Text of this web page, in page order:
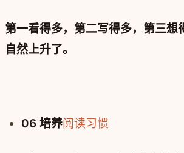
第一看得多，第二写得多，第三想
自然上升了。
06 培养阅读习惯